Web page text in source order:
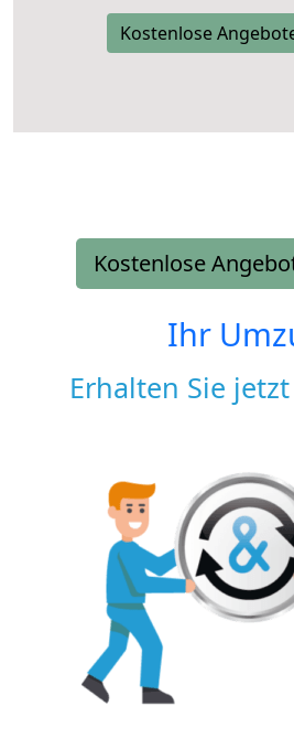
Kostenlose
Kostenlose
Ihr
Erhalten Sie